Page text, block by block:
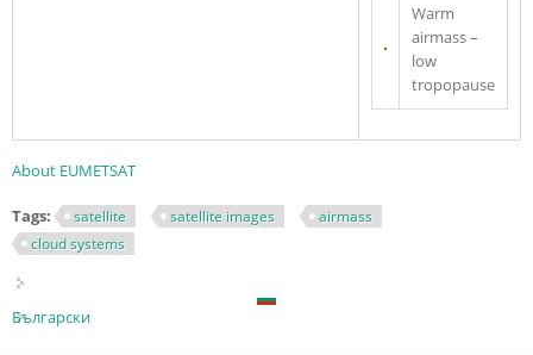
Warm
airmass –
low
tropopause
About EUMETSAT
Tags: satellite satellite images
airmass
cloud systems
Български